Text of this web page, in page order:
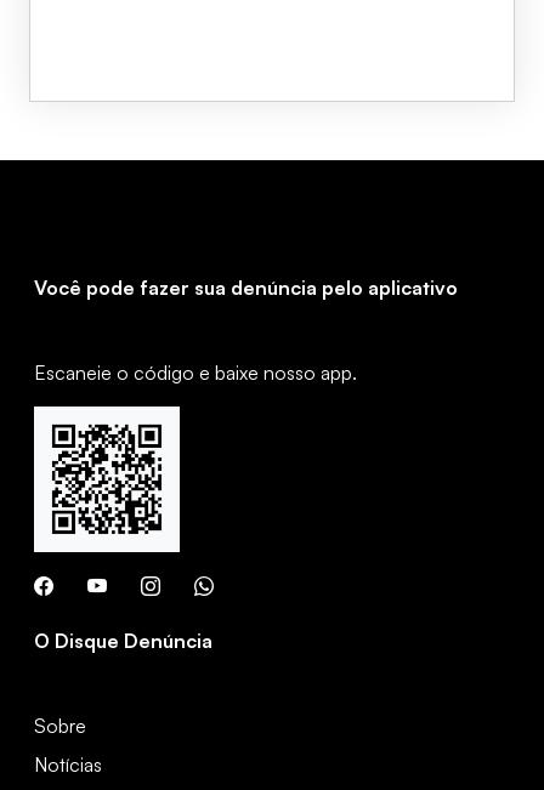
Você pode fazer sua denúncia pelo aplicativo
Escaneie o código e baixe nosso app.
O Disque Denúncia
Sobre
Notícias